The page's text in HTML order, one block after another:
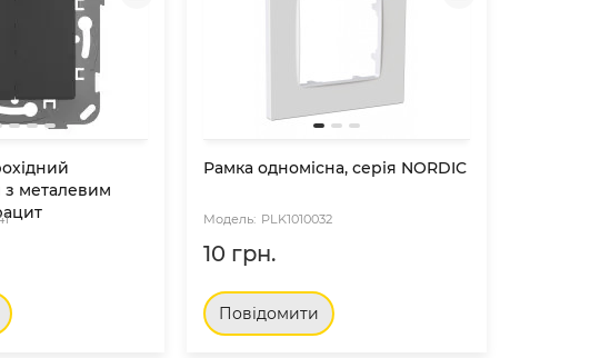
з металевим
Рамка одномісна, серія NORDIC
PLK1010032
10 грн.
Повідомити